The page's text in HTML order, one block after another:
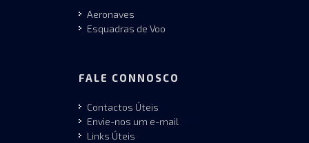
Aeronaves
Esquadras de Voo
FALE CONNOSCO
Contactos Úteis
Envie-nos um e-mail
Links Úteis